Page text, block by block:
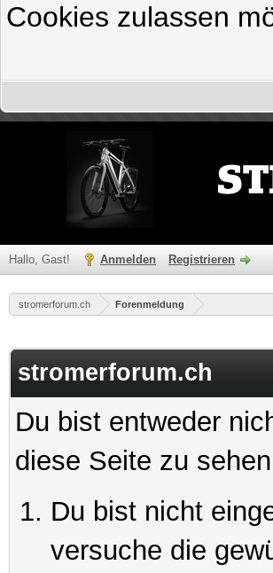
Cookies zulassen
Hallo, Gast! Anmelden Registrieren
stromerforum.ch Forenmeldung
stromerforum.ch
Du bist entweder
diese Seite zu
Du bist nicht
versuche die